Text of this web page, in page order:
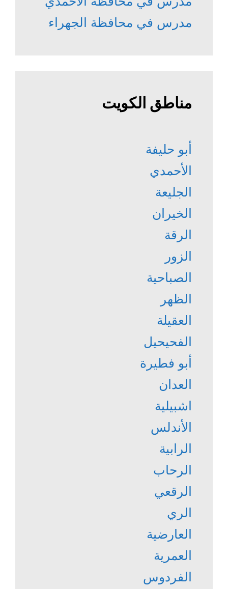
مدرس في محافظة الجهراء
مناطق الكويت
أبو حليفة
الأحمدي
الجليعة
الخيران
الرقة
الزور
الصباحية
الظهر
العقيلة
الفحيحيل
أبو فطيرة
العدان
اشبيلية
الأندلس
الرابية
الرحاب
الرقعي
الري
العارضية
العمرية
الفردوس